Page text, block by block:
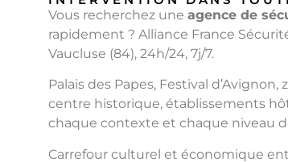
Vous recherchez une agence de
rapidement ? Alliance France
Vaucluse (84), 24h/24, 7j/7.
Palais des Papes, Festival
centre historique, établissements
chaque contexte et chaque niveau
Carrefour culturel et économique